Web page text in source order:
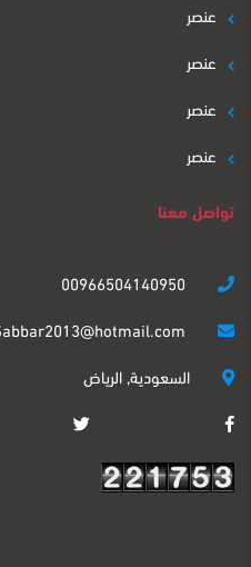
عنصر
عنصر
عنصر
عنصر
تواصل معنا
السعودية, الرياض